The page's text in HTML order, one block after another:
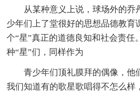
从某种意义上说，球场外的乔
少年们上了堂很好的思想品德教育
个“星”真正的道德良知和社会责任
种“星”们，同样作为
青少年们顶礼膜拜的偶像，他
我们知道有的歌星歌唱得不怎么样